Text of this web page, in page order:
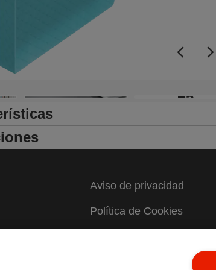
+5
Aviso de privacidad
Política de Cookies
Declaración de propiedad